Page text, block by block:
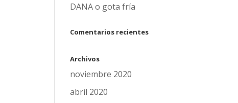
DANA o gota fría
Comentarios recientes
Archivos
noviembre 2020
abril 2020